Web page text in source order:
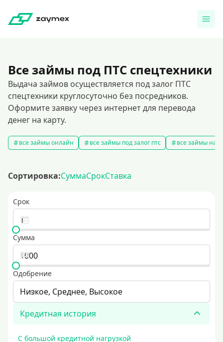
Все займы под ПТС спецтехники
Выдача займов осуществляется под залог ПТС
спецтехники круглосуточно без посредников.
Оформите заявку через интернет для перевода
денег на карту.
все займы онлайн все займы под залог птс все займы на
Сортировка:СуммаСрокСтавка
Срок
Сумма
Одобрение
Низкое, Среднее, Высокое
Кредитная история
С большой кредитной нагрузкой